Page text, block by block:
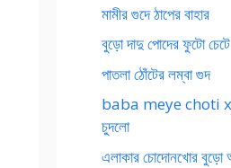
মামীর গুদে ঠাপের বাহার
বুড়ো দাদু পোদের ফুটো
পাতলা ঠোঁটের লম্বা গুদ
baba meye choti
চুদলো
এলাকার চোদোনখোর বুড়ো